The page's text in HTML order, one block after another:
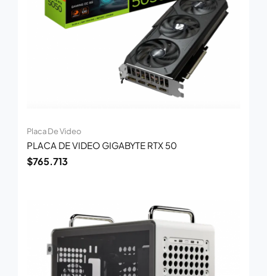
Placa De Video
PLACA DE VIDEO GIGABYTE RTX 50
$765.713